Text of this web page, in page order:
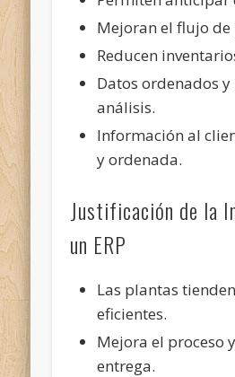
Mejoran el flujo de
Reducen
Datos ordenados
análisis.
Información al
y ordenada.
Justificación de la
un ERP
Las plantas
eficientes.
Mejora el proceso
entrega.